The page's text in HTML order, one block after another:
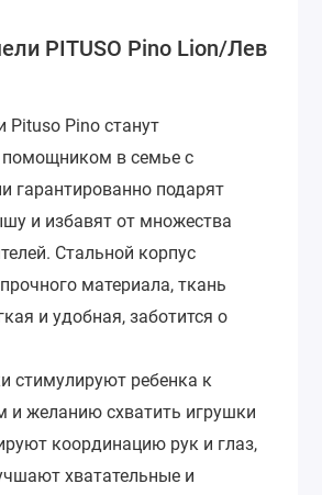
PITUSO Pino Lion/Лев
Pituso Pino станут
в семье с
гарантированно подарят
и избавят от множества
Стальной корпус
материала, ткань
и удобная, заботится о
стимулируют ребенка к
и желанию схватить игрушки
координацию рук и глаз,
хватательные и